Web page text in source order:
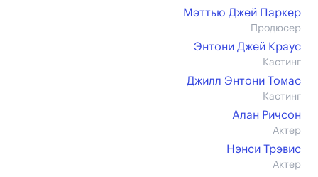
Мэттью Джей Паркер
Продюсер
Энтони Джей Краус
Кастинг
Джилл Энтони Томас
Кастинг
Алан Ричсон
Актер
Нэнси Трэвис
Актер